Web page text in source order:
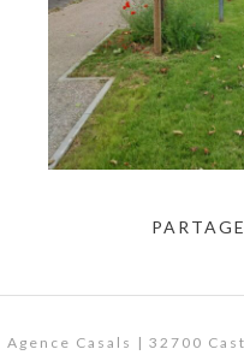
Agence Casals | 32700